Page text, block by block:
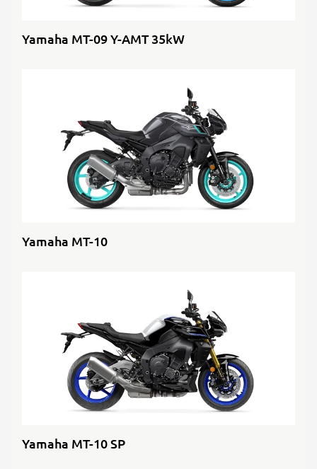
Yamaha MT-09 Y-AMT 35kW
Yamaha MT-10
Yamaha MT-10 SP